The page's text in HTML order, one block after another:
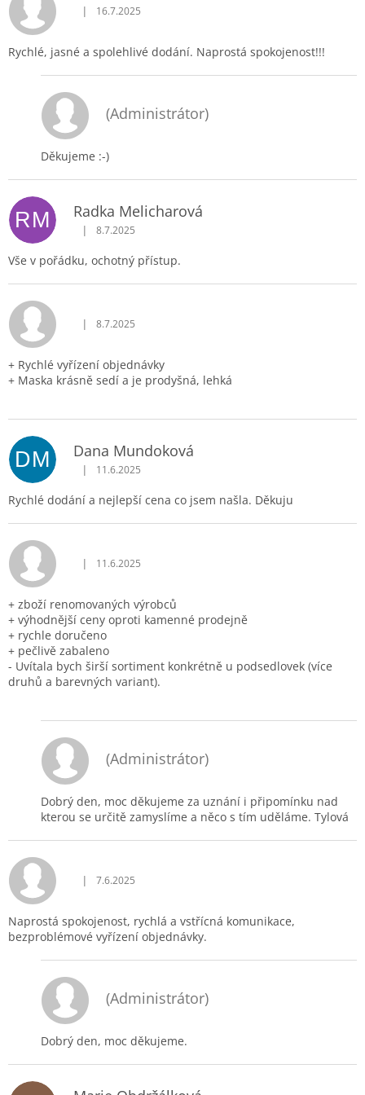
Hodnocení obchodu je 5 z 5 hvězdiček.
| 16.7.2025
Rychlé, jasné a spolehlivé dodání. Naprostá spokojenost!!!
(Administrátor)
Děkujeme :-)
RM Radka Melicharová
Hodnocení obchodu je 5 z 5 hvězdiček.
| 8.7.2025
Vše v pořádku, ochotný přístup.
Hodnocení obchodu je 5 z 5 hvězdiček.
| 8.7.2025
+ Rychlé vyřízení objednávky
+ Maska krásně sedí a je prodyšná, lehká
DM Dana Mundoková
Hodnocení obchodu je 5 z 5 hvězdiček.
| 11.6.2025
Rychlé dodání a nejlepší cena co jsem našla. Děkuju
Hodnocení obchodu je 5 z 5 hvězdiček.
| 11.6.2025
+ zboží renomovaných výrobců
+ výhodnější ceny oproti kamenné prodejně
+ rychle doručeno
+ pečlivě zabaleno
- Uvítala bych širší sortiment konkrétně u podsedlovek (více
druhů a barevných variant).
(Administrátor)
Dobrý den, moc děkujeme za uznání i připomínku nad
kterou se určitě zamyslíme a něco s tím uděláme. Tylová
Hodnocení obchodu je 5 z 5 hvězdiček.
| 7.6.2025
Naprostá spokojenost, rychlá a vstřícná komunikace,
bezproblémové vyřízení objednávky.
(Administrátor)
Dobrý den, moc děkujeme.